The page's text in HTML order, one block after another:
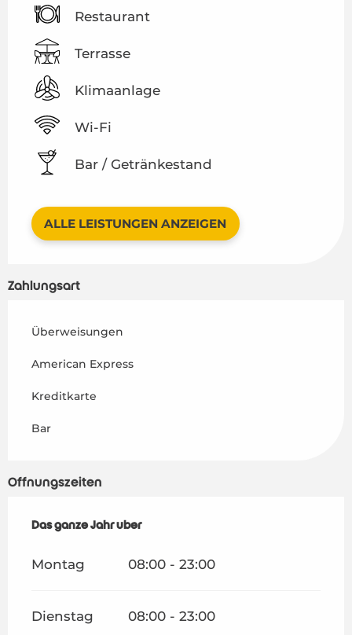
Restaurant
Terrasse
Klimaanlage
Wi-Fi
Bar / Getränkestand
ALLE LEISTUNGEN ANZEIGEN
Zahlungsart
Überweisungen
American Express
Kreditkarte
Bar
Öffnungszeiten
Das ganze Jahr über
Das ganze Jahr über
Montag 08:00 - 23:00
Dienstag 08:00 - 23:00